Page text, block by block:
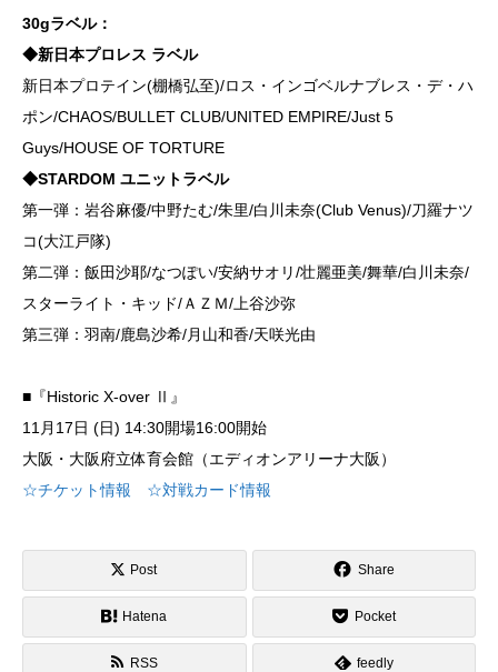
30gラベル：
◆新日本プロレス ラベル
新日本プロテイン(棚橋弘至)/ロス・インゴベルナブレス・デ・ハ
ポン/CHAOS/BULLET CLUB/UNITED EMPIRE/Just 5
Guys/HOUSE OF TORTURE
◆STARDOM ユニットラベル
第一弾：岩谷麻優/中野たむ/朱里/白川未奈(Club Venus)/刀羅ナツ
コ(大江戸隊)
第二弾：飯田沙耶/なつぽい/安納サオリ/壮麗亜美/舞華/白川未奈/
スターライト・キッド/ＡＺＭ/上谷沙弥
第三弾：羽南/鹿島沙希/月山和香/天咲光由
■『Historic X-over Ⅱ』
11月17日 (日) 14:30開場16:00開始
大阪・大阪府立体育会館（エディオンアリーナ大阪）
☆チケット情報
☆対戦カード情報
Post Share
Hatena Pocket
RSS feedly